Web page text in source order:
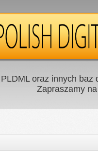
oraz innych
Zapraszamy na